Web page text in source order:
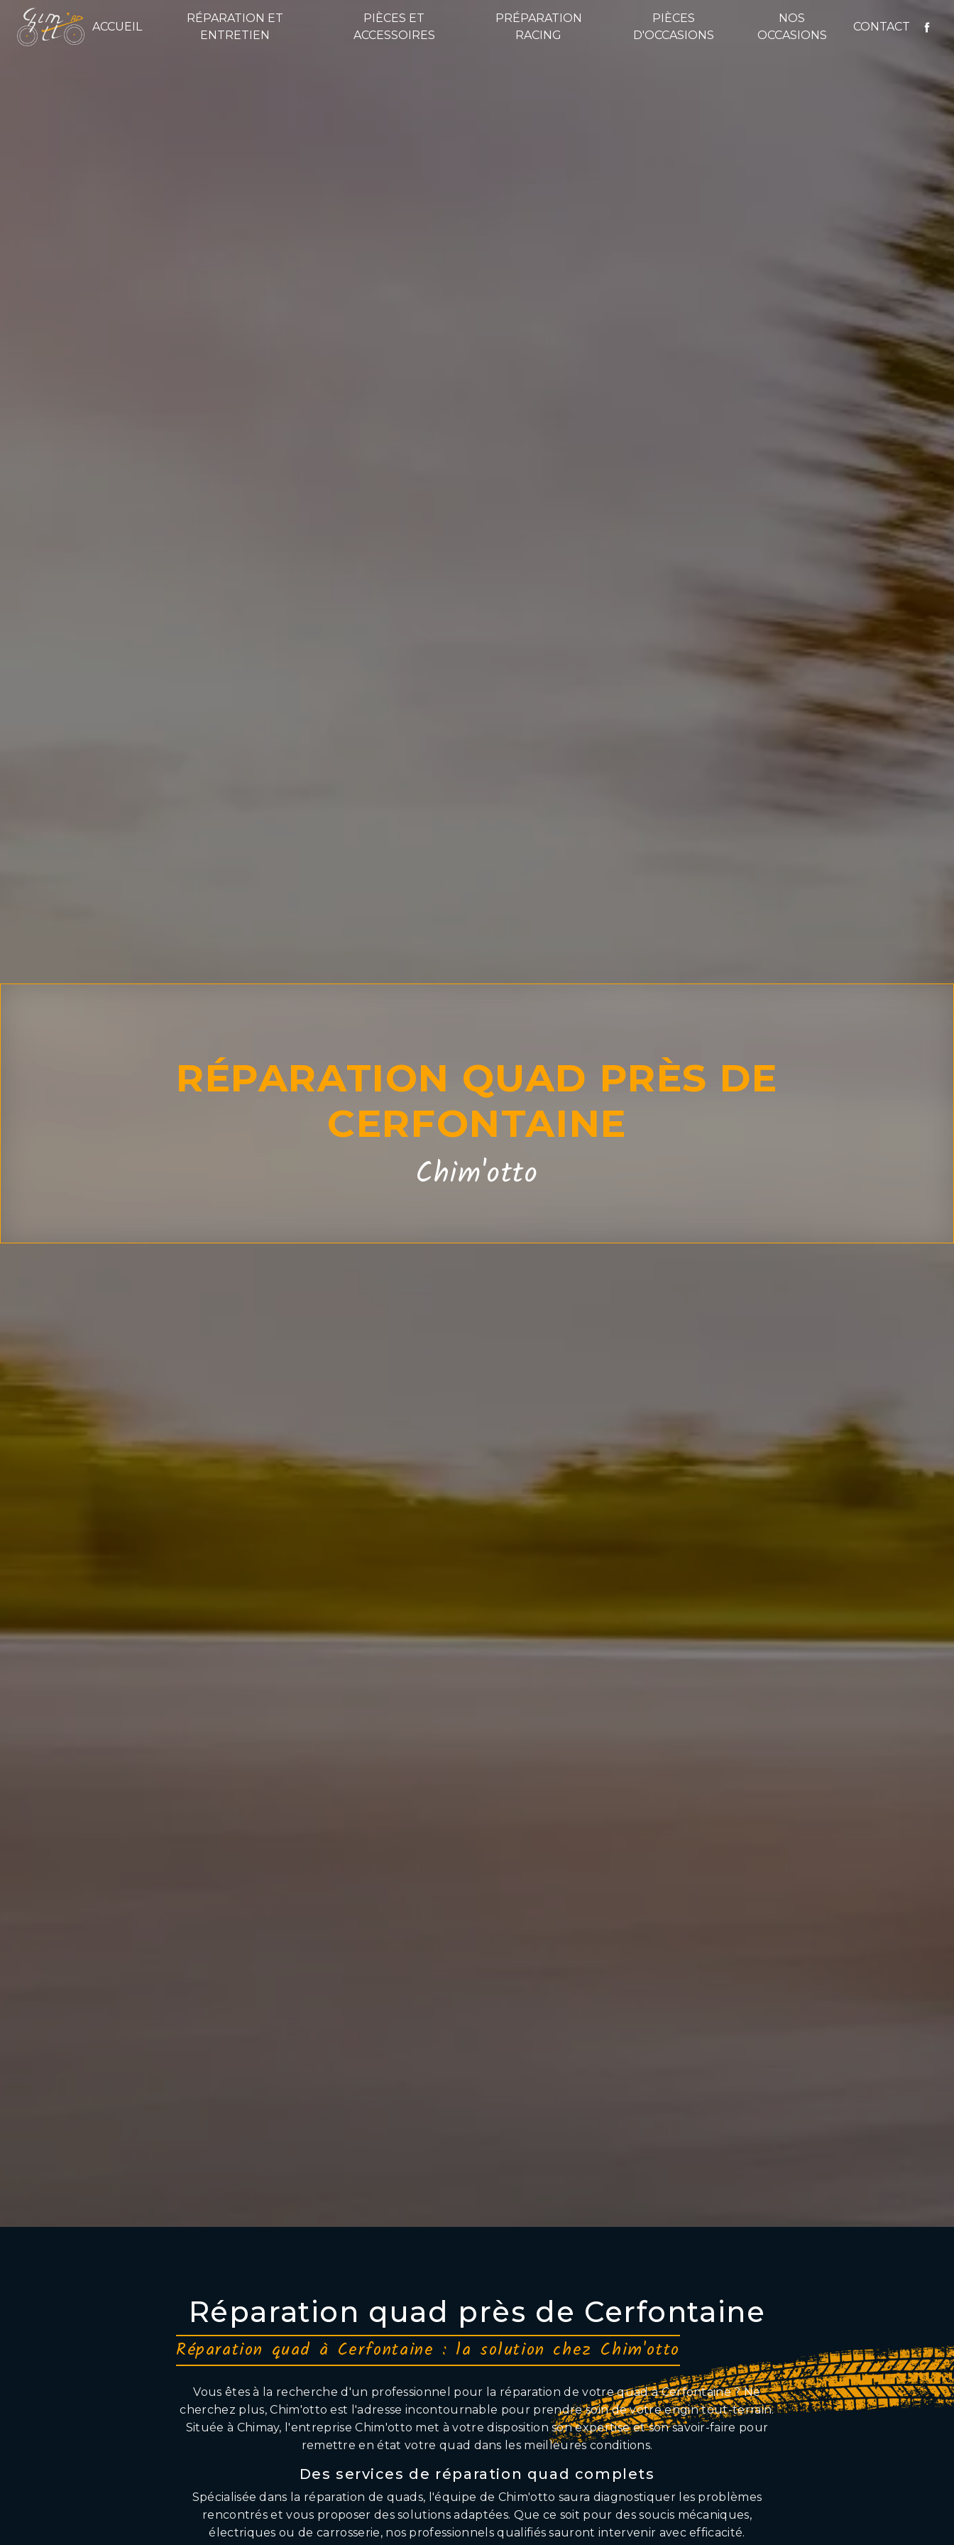
ACCUEIL
RÉPARATION ET
ENTRETIEN
PIÈCES ET
ACCESSOIRES
PRÉPARATION
RACING
PIÈCES
D'OCCASIONS
NOS
OCCASIONS
CONTACT
RÉPARATION QUAD PRÈS DE
CERFONTAINE
Chim'otto
Réparation quad près de Cerfontaine
Réparation quad à Cerfontaine : la solution chez Chim'otto
Vous êtes à la recherche d'un professionnel pour la réparation de votre quad à Cerfontaine ? Ne
cherchez plus, Chim'otto est l'adresse incontournable pour prendre soin de votre engin tout-terrain.
Située à Chimay, l'entreprise Chim'otto met à votre disposition son expertise et son savoir-faire pour
remettre en état votre quad dans les meilleures conditions.
Des services de réparation quad complets
Spécialisée dans la réparation de quads, l'équipe de Chim'otto saura diagnostiquer les problèmes
rencontrés et vous proposer des solutions adaptées. Que ce soit pour des soucis mécaniques,
électriques ou de carrosserie, nos professionnels qualifiés sauront intervenir avec efficacité.
Panneau de gestion des cookies